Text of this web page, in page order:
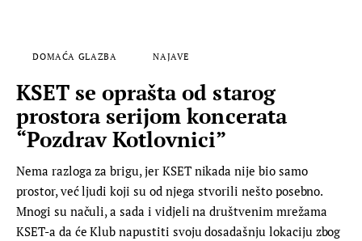
DOMAĆA GLAZBA NAJAVE
KSET se oprašta od starog
prostora serijom koncerata
“Pozdrav Kotlovnici”
Nema razloga za brigu, jer KSET nikada nije bio samo
prostor, već ljudi koji su od njega stvorili nešto posebno.
Mnogi su načuli, a sada i vidjeli na društvenim mrežama
KSET-a da će Klub napustiti svoju dosadašnju lokaciju zbog